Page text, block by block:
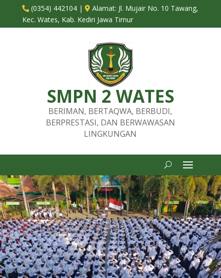
 (0354) 442104|  Alamat: Jl. Mujair No. 10 Tawang,
Kec. Wates, Kab. Kediri Jawa Timur
SMPN 2 WATES
BERIMAN, BERTAQWA, BERBUDI,
BERPRESTASI, DAN BERWAWASAN
LINGKUNGAN